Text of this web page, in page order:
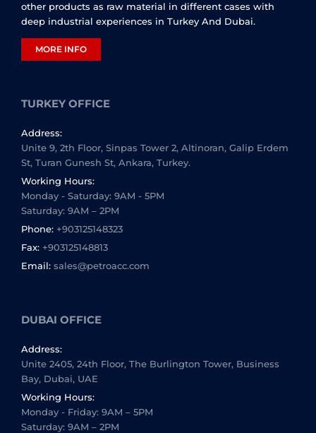
other products as raw material in different cases with
deep industrial experiences in Turkey And Dubai.
MORE INFO
TURKEY OFFICE
Address:
Unite 9, 2th Floor, Sinpas Tower 2, Altinoran, Galip Erdem
St, Turan Gunesh St, Ankara, Turkey.
Working Hours:
Monday - Saturday: 9AM - 5PM
Saturday: 9AM – 2PM
Phone: +903125148323
Fax: +903125148813
Email: sales@petroacc.com
DUBAI OFFICE
Address:
Unite 2405, 24th Floor, The Burlington Tower, Business
Bay, Dubai, UAE
Working Hours:
Monday - Friday: 9AM – 5PM
Saturday: 9AM – 2PM